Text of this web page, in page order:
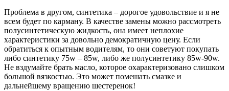
Проблема в другом, синтетика – дорогое удовольствие и я не
всем будет по карману. В качестве замены можно рассмотреть
полусинтетическую жидкость, она имеет неплохие
характеристики за довольно демократичную цену. Если
обратиться к опытным водителям, то они советуют покупать
либо синтетику 75w – 85w, либо же полусинтетику 85w-90w.
Не вздумайте брать масло, которое охарактеризовано слишком
большой вязкостью. Это может помешать смазке и
дальнейшему вращению шестеренок!